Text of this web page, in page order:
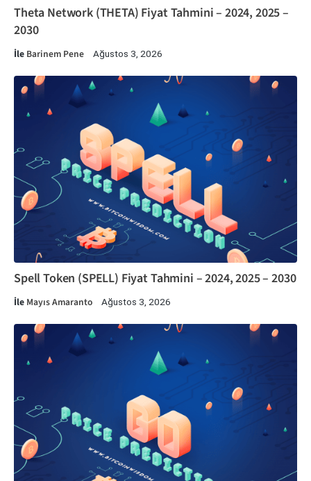
Theta Network (THETA) Fiyat Tahmini – 2024, 2025 –
2030
İle Barinem Pene Ağustos 3, 2026
Spell Token (SPELL) Fiyat Tahmini – 2024, 2025 – 2030
İle Mayıs Amaranto Ağustos 3, 2026